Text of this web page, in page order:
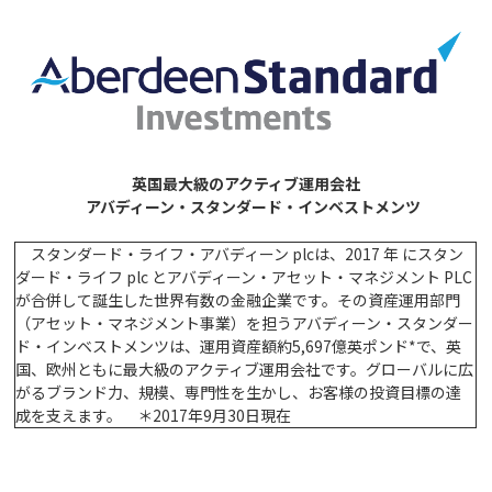
英国最大級のアクティブ運用会社
アバディーン・スタンダード・インベストメンツ
スタンダード・ライフ・アバディーン plcは、2017 年 にスタン
ダード・ライフ plc とアバディーン・アセット・マネジメント PLC
が合併して誕生した世界有数の金融企業です。その資産運用部門
（アセット・マネジメント事業）を担うアバディーン・スタンダー
ド・インベストメンツは、運用資産額約5,697億英ポンド*で、英
国、欧州ともに最大級のアクティブ運用会社です。グローバルに広
がるブランド力、規模、専門性を生かし、お客様の投資目標の達
成を支えます。 ＊2017年9月30日現在